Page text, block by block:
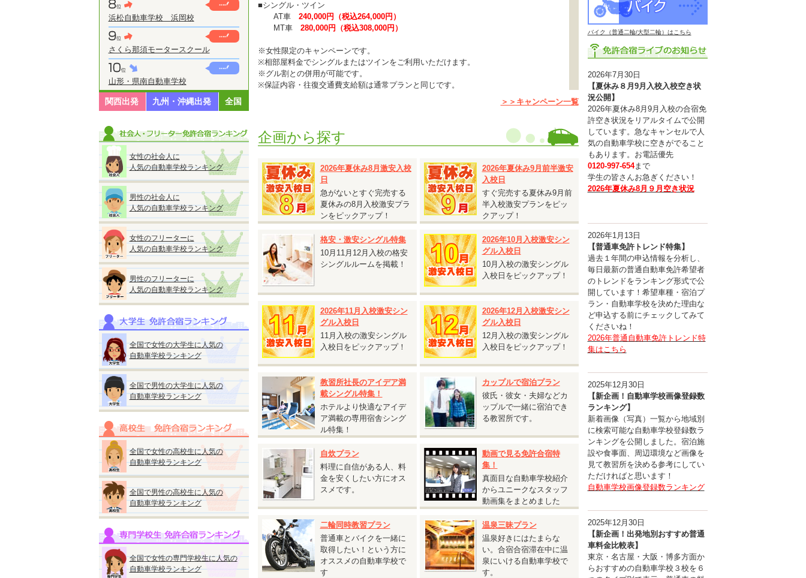
浜松自動車学校 浜岡校
さくら那須モータースクール
山形・県南自動車学校
関西出発 九州・沖縄出発 全国
女性の社会人に
人気の自動車学校ランキング
男性の社会人に
人気の自動車学校ランキング
女性のフリーターに
人気の自動車学校ランキング
男性のフリーターに
人気の自動車学校ランキング
全国で女性の大学生に人気の
自動車学校ランキング
全国で男性の大学生に人気の
自動車学校ランキング
全国で女性の高校生に人気の
自動車学校ランキング
全国で男性の高校生に人気の
自動車学校ランキング
全国で女性の専門学校生に人気の
自動車学校ランキング
■シングル・ツイン
AT車 240,000円（税込264,000円）
MT車 280,000円（税込308,000円）
※女性限定のキャンペーンです。
※相部屋料金でシングルまたはツインをご利用いただけます。
※グル割との併用が可能です。
※保証内容・往復交通費支給額は通常プランと同じです。
2026.08.03
◆鳥取県 東雲学園イナバ自動車学校◆
『鳥取砂丘へ行くチャンス！人気の鳥取県 校内寮限定キャンペーン』
●対象入校日：9月21日～10月31日のすべての入校日
■校内寮ツイン
AT車 税込233,200円 ⇒税込225,500円
■校内寮シングル・シングルユース
AT車 税込238,700円 ⇒税込231,000円
★シングルは、2人部屋・4人部屋を貸切り利用する場合がございます（シングルユー
ス）。あらかじめご了承ください。
MT車をご希望の方は税込55,000円アップ
普通二輪免許を所持されている方は税込11,000円引
※保証内容・往復交通費支給額は通常プランと同様です。
※2人部屋または4人部屋の貸切利用となる場合がございます。あらかじめご了承くださ
い。
2026.07.27
『期間限定割引 普通AT車 5,000円割引キャンペーン』
◆広島県 竹原自動車学校◆
『期間限定割引 普通AT車 5,000円割引キャンペーン』
●受付開始日：2026年7月27日から
入校日：9月13日～10月31日の期間の入校日は
税込5,000円割引！
【女性の方必見！女性割と併用で最大割引あり】
●入校日：9月20日～10月31日の期間の入校は
最大税込15,000円割引！
2026.06.22
『自炊シングルおすすめ入校日』
＞＞キャンペーン一覧
企画から探す
2026年夏休み8月激安入校
日
急がないとすぐ完売する
夏休みの8月入校激安プラ
ンをピックアップ！
2026年夏休み9月前半激安
入校日
すぐ完売する夏休み9月前
半入校激安プランをピッ
クアップ！
格安・激安シングル特集
10月11月12月入校の格安
シングルルームを掲載！
2026年10月入校激安シン
グル入校日
10月入校の激安シングル
入校日をピックアップ！
2026年11月入校激安シン
グル入校日
11月入校の激安シングル
入校日をピックアップ！
2026年12月入校激安シン
グル入校日
12月入校の激安シングル
入校日をピックアップ！
教習所社長のアイデア満
載シングル特集！
ホテルより快適なアイデ
ア満載の専用宿舎シング
ル特集！
カップルで宿泊プラン
彼氏・彼女・夫婦などカ
ップルで一緒に宿泊でき
る教習所です。
自炊プラン
料理に自信がある人、料
金を安くしたい方にオス
スメです。
動画で見る免許合宿特
集！
真面目な自動車学校紹介
からユニークなスタッフ
動画集をまとめました
二輪同時教習プラン
普通車とバイクを一緒に
取得したい！という方に
オススメの自動車学校で
す
温泉三昧プラン
温泉好きにはたまらな
い。合宿合宿滞在中に温
泉にいける自動車学校で
す。
バイク（普通二輪/大型二輪）はこちら
2026年7月30日
【夏休み８月9月入校入校空き状
況公開】
2026年夏休み8月9月入校の合宿免
許空き状況をリアルタイムで公開
しています。急なキャンセルで人
気の自動車学校に空きがでること
もあります。お電話優先
0120-997-654まで
学生の皆さんお急ぎください！
2026年夏休み8月９月空き状況
2026年1月13日
【普通車免許トレンド特集】
過去１年間の申込情報を分析し、
毎日最新の普通自動車免許希望者
のトレンドをランキング形式で公
開しています！希望車種・宿泊プ
ラン・自動車学校を決めた理由な
ど申込する前にチェックしてみて
くださいね！
2026年普通自動車免許トレンド特
集はこちら
2025年12月30日
【新企画！自動車学校画像登録数
ランキング】
新着画像（写真）一覧から地域別
に検索可能な自動車学校登録数ラ
ンキングを公開しました。宿泊施
設や食事面、周辺環境など画像を
見て教習所を決める参考にしてい
ただければと思います！
自動車学校画像登録数ランキング
2025年12月30日
【新企画！出発地別おすすめ普通
車料金比較表】
東京・名古屋・大阪・博多方面か
らおすすめの自動車学校３校を６